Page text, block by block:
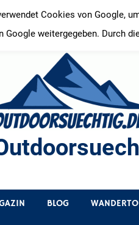
BLOG
Cookies von Google,
Google weitergegeben. Durch